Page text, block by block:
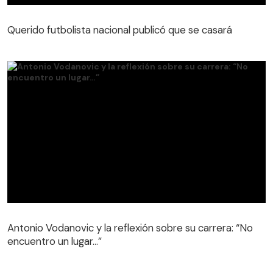
Querido futbolista nacional publicó que se casará
Antonio Vodanovic y la reflexión sobre su carrera: “No
encuentro un lugar…”